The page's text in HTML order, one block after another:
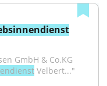
GmbH & Co.KG
Velbert..."